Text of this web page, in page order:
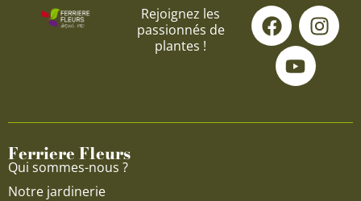
Rejoignez les
passionnés de
plantes !
F
a
c
e
o
I
n
s
g
Y
o
u
t
u
b
Ferriere Fleurs
Qui sommes-nous ?
Notre jardinerie